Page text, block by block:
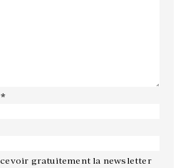
gratuitement la newsletter